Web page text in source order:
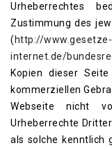
Urheberrechtes
Zustimmung des
( http://
internet.de/
Kopien dieser
kommerziellen
Webseite nicht
Urheberrechte
als solche kenntlich